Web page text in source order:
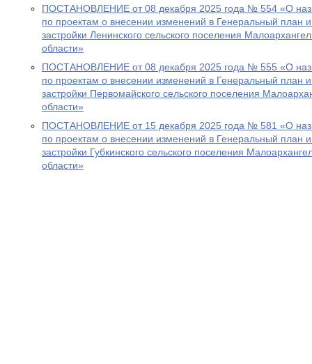
ПОСТАНОВЛЕНИЕ от 08 декабря 2025 года № 554 «О
по проектам о внесении изменений в Генеральный план
застройки Ленинского сельского поселения
области»
ПОСТАНОВЛЕНИЕ от 08 декабря 2025 года № 555 «О
по проектам о внесении изменений в Генеральный план
застройки Первомайского сельского поселения
области»
ПОСТАНОВЛЕНИЕ от 15 декабря 2025 года № 581 «О
по проектам о внесении изменений в Генеральный план
застройки Губкинского сельского поселения
области»